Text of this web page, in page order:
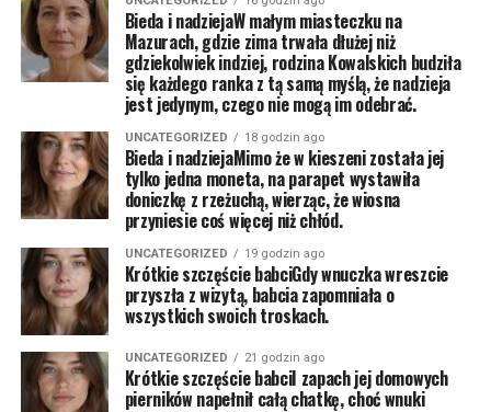
Bieda i nadziejaW małym miasteczku na
Mazurach, gdzie zima trwała dłużej niż
gdziekolwiek indziej, rodzina Kowalskich budziła
się każdego ranka z tą samą myślą, że nadzieja
jest jedynym, czego nie mogą im odebrać.
UNCATEGORIZED 18 godzin ago
Bieda i nadziejaMimo że w kieszeni została jej
tylko jedna moneta, na parapet wystawiła
doniczkę z rzeżuchą, wierząc, że wiosna
przyniesie coś więcej niż chłód.
UNCATEGORIZED 19 godzin ago
Krótkie szczęście babciGdy wnuczka wreszcie
przyszła z wizytą, babcia zapomniała o
wszystkich swoich troskach.
UNCATEGORIZED 21 godzin ago
Krótkie szczęście babciI zapach jej domowych
pierników napełnił całą chatkę, choć wnuki